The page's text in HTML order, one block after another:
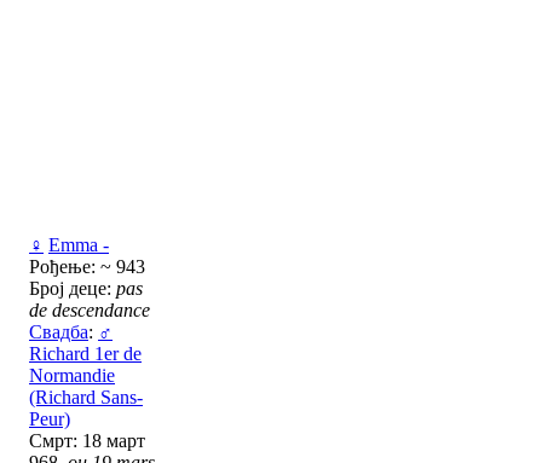
♀ Emma -
Рођење: ~ 943
Број деце: pas
de descendance
Свадба: ♂
Richard 1er de
Normandie
(Richard Sans-
Peur)
Смрт: 18 март